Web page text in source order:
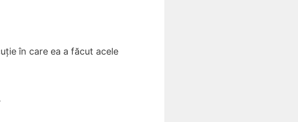
în care ea a făcut acele